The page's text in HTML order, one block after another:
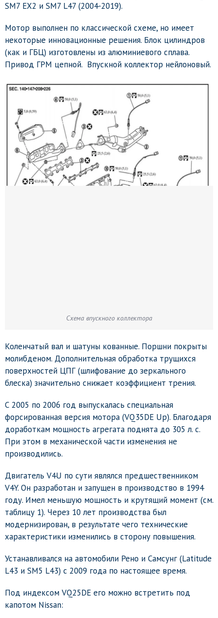
SM7 EX2 и SM7 L47 (2004-2019).
Мотор выполнен по классической схеме, но имеет
некоторые инновационные решения. Блок цилиндров
(как и ГБЦ) изготовлены из алюминиевого сплава.
Привод ГРМ цепной. Впускной коллектор нейлоновый.
Схема впускного коллектора
Коленчатый вал и шатуны кованные. Поршни покрыты
молибденом. Дополнительная обработка трущихся
поверхностей ЦПГ (шлифование до зеркального
блеска) значительно снижает коэффициент трения.
С 2005 по 2006 год выпускалась специальная
форсированная версия мотора (VQ35DE Up). Благодаря
доработкам мощность агрегата поднята до 305 л. с.
При этом в механической части изменения не
производились.
Двигатель V4U по сути являлся предшественником
V4Y. Он разработан и запущен в производство в 1994
году. Имел меньшую мощность и крутящий момент (см.
таблицу 1). Через 10 лет производства был
модернизирован, в результате чего технические
характеристики изменились в сторону повышения.
Устанавливался на автомобили Рено и Самсунг (Latitude
L43 и SM5 L43) с 2009 года по настоящее время.
Под индексом VQ25DE его можно встретить под
капотом Nissan: